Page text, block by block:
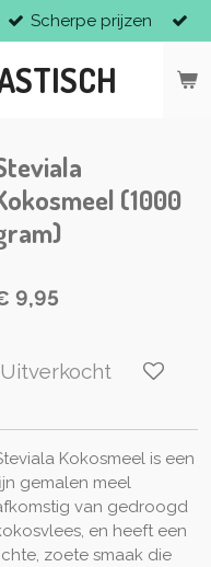
Scherpe prijzen
(1000
9,95
Uitverkocht
Kokosmeel is een
gemalen meel
van gedroogd
en heeft een
zoete smaak die